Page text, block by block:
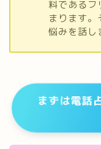
料であるフ
まります
悩みを話し
まずは電話